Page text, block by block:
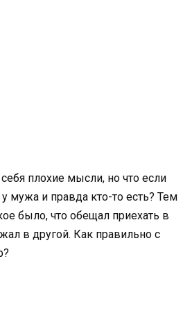
плохие мысли, но что если
мужа и правда кто-то есть? Тем
было, что обещал приехать в
в другой. Как правильно с